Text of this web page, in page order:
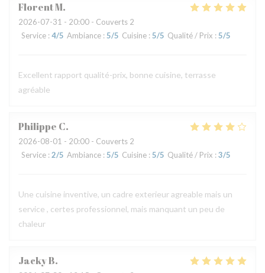
FlorentM
2026-07-31 - 20:00 - Couverts 2
Service : 4/5 Ambiance : 5/5 Cuisine : 5/5 Qualité / Prix : 5/5
Excellent rapport qualité-prix, bonne cuisine, terrasse
agréable
Philippe C
2026-08-01 - 20:00 - Couverts 2
Service : 2/5 Ambiance : 5/5 Cuisine : 5/5 Qualité / Prix : 3/5
Une cuisine inventive, un cadre exterieur agreable mais un
service , certes professionnel, mais manquant un peu de
chaleur
JackyB